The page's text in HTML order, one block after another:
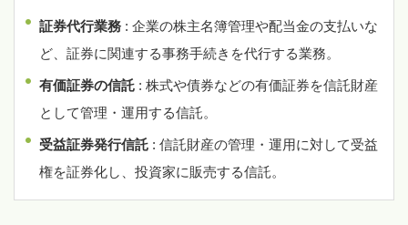
証券代行業務 : 企業の株主名簿管理や配当金の支払いな
ど、証券に関連する事務手続きを代行する業務。
有価証券の信託 : 株式や債券などの有価証券を信託財産
として管理・運用する信託。
受益証券発行信託 : 信託財産の管理・運用に対して受益
権を証券化し、投資家に販売する信託。